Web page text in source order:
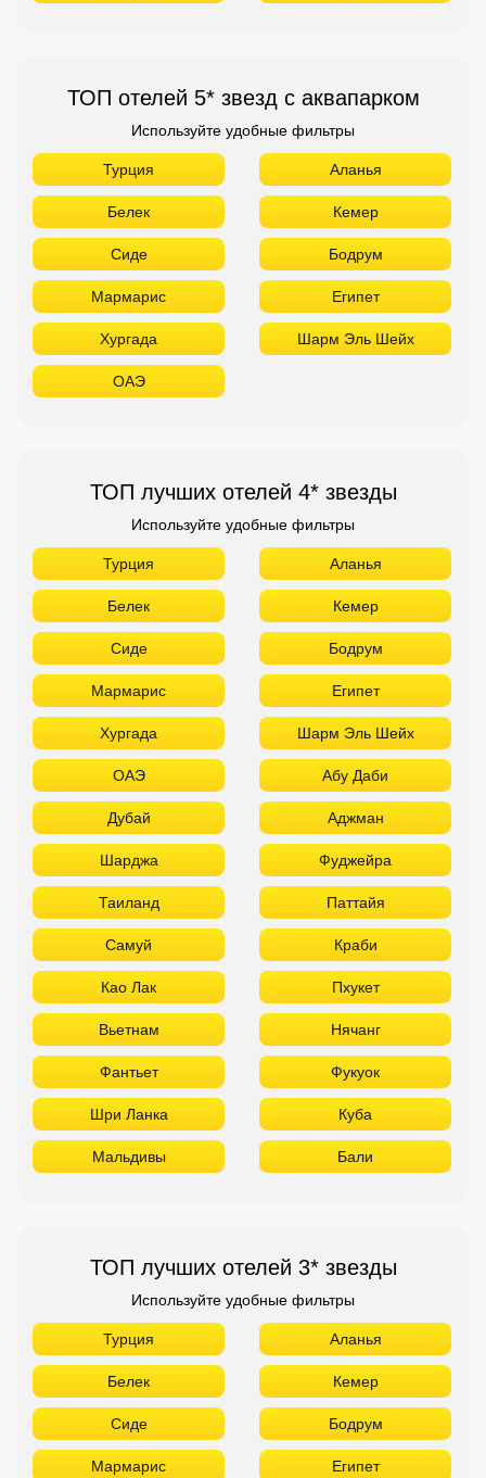
ТОП отелей 5* звезд с аквапарком
Используйте удобные фильтры
Турция Аланья
Белек Кемер
Сиде Бодрум
Мармарис Египет
Хургада Шарм Эль Шейх
ОАЭ
ТОП лучших отелей 4* звезды
Используйте удобные фильтры
Турция Аланья
Белек Кемер
Сиде Бодрум
Мармарис Египет
Хургада Шарм Эль Шейх
ОАЭ Абу Даби
Дубай Аджман
Шарджа Фуджейра
Таиланд Паттайя
Самуй Краби
Као Лак Пхукет
Вьетнам Нячанг
Фантьет Фукуок
Шри Ланка Куба
Мальдивы Бали
ТОП лучших отелей 3* звезды
Используйте удобные фильтры
Турция Аланья
Белек Кемер
Сиде Бодрум
Мармарис Египет